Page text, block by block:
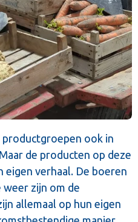
ook in
de producten op deze
eigen verhaal. De boeren
weer zijn om de
allemaal op hun eigen